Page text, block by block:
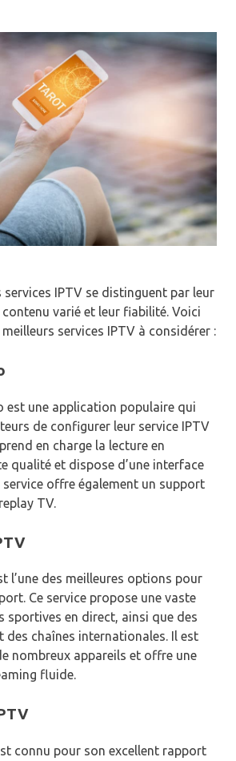
services IPTV se distinguent par leur
varié et leur fiabilité. Voici
services IPTV à considérer :
est une application populaire qui
de configurer leur service IPTV
en charge la lecture en
qualité et dispose d’une interface
service offre également un support
TV.
l’une des meilleures options pour
Ce service propose une vaste
sportives en direct, ainsi que des
des chaînes internationales. Il est
nombreux appareils et offre une
fluide.
connu pour son excellent rapport